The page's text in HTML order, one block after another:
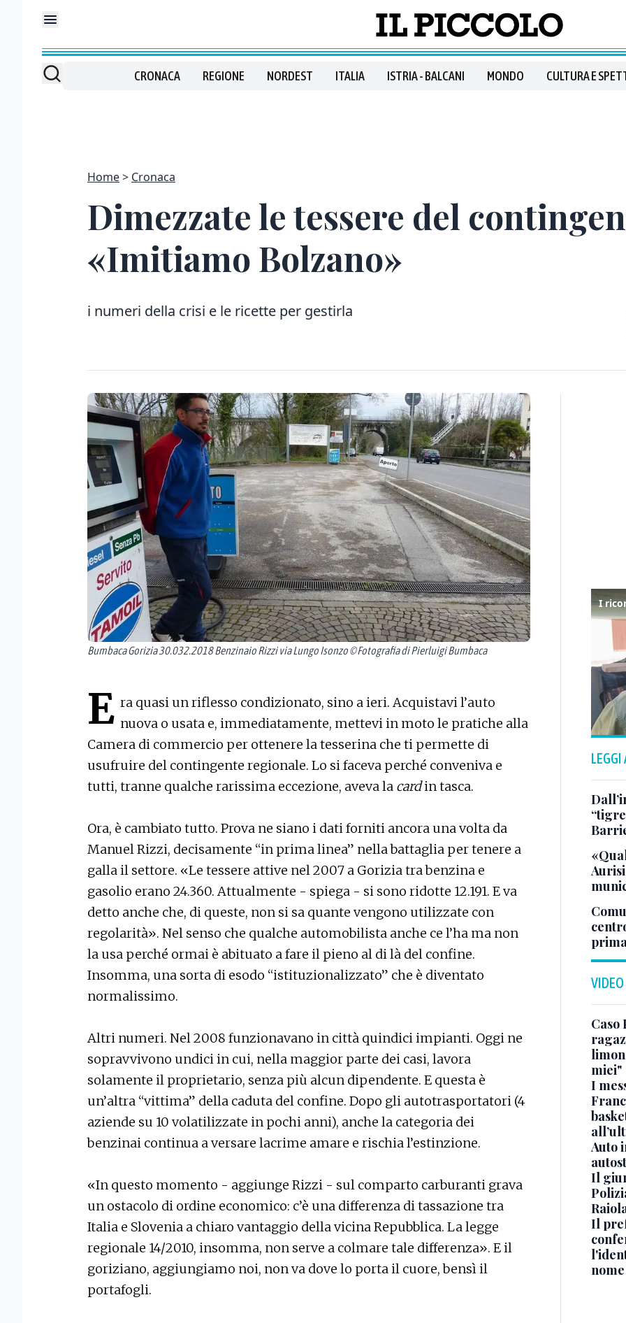
CRONACA REGIONE NORDEST ITALIA ISTRIA - BALCANI MONDO CULTURA E
Home Cronaca
Dimezzate le tessere del
«Imitiamo Bolzano»
i numeri della crisi e le ricette per gestirla
Bumbaca Gorizia 30.032.2018 Benzinaio Rizzi via Lungo Isonzo © Fotografia di Pierluigi Bumbaca
E ra quasi un riflesso condizionato, sino a ieri. Acquistavi l’auto
nuova o usata e, immediatamente, mettevi in moto le pratiche alla
Camera di commercio per ottenere la tesserina che ti permette di
usufruire del contingente regionale. Lo si faceva perché conveniva e
tutti, tranne qualche rarissima eccezione, aveva la cardin tasca.
Ora, è cambiato tutto. Prova ne siano i dati forniti ancora una volta da
Manuel Rizzi, decisamente “in prima linea” nella battaglia per tenere a
galla il settore. «Le tessere attive nel 2007 a Gorizia tra benzina e
gasolio erano 24.360. Attualmente - spiega - si sono ridotte 12.191. E va
detto anche che, di queste, non si sa quante vengono utilizzate con
regolarità». Nel senso che qualche automobilista anche ce l’ha ma non
la usa perché ormai è abituato a fare il pieno al di là del confine.
Insomma, una sorta di esodo “istituzionalizzato” che è diventato
normalissimo.
Altri numeri. Nel 2008 funzionavano in città quindici impianti. Oggi ne
sopravvivono undici in cui, nella maggior parte dei casi, lavora
solamente il proprietario, senza più alcun dipendente. E questa è
un’altra “vittima” della caduta del confine. Dopo gli autotrasportatori (4
aziende su 10 volatilizzate in pochi anni), anche la categoria dei
benzinai continua a versare lacrime amare e rischia l’estinzione.
«In questo momento - aggiunge Rizzi - sul comparto carburanti grava
un ostacolo di ordine economico: c’è una differenza di tassazione tra
Italia e Slovenia a chiaro vantaggio della vicina Repubblica. La legge
regionale 14/2010, insomma, non serve a colmare tale differenza». E il
goriziano, aggiungiamo noi, non va dove lo porta il cuore, bensì il
portafogli.
LEGGI
VIDEO
Caso
miei"
I
Auto
Il
Il
nome